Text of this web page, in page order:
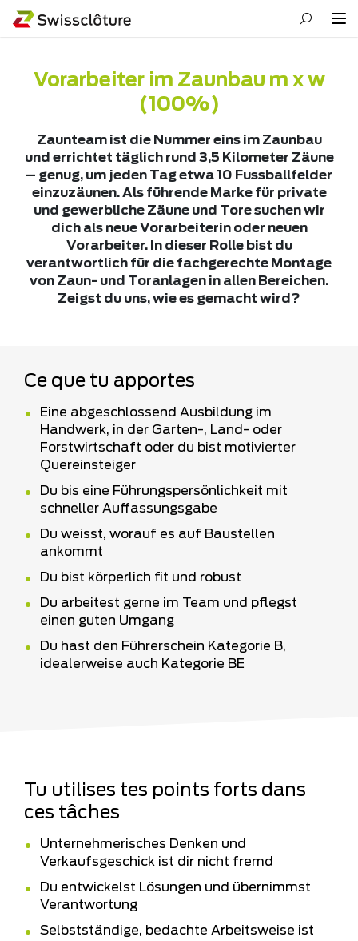
Vorarbeiter im Zaunbau m x w
(100%)
Zaunteam ist die Nummer eins im Zaunbau
und errichtet täglich rund 3,5 Kilometer Zäune
– genug, um jeden Tag etwa 10 Fussballfelder
einzuzäunen. Als führende Marke für private
und gewerbliche Zäune und Tore suchen wir
dich als neue Vorarbeiterin oder neuen
Vorarbeiter. In dieser Rolle bist du
verantwortlich für die fachgerechte Montage
von Zaun- und Toranlagen in allen Bereichen.
Zeigst du uns, wie es gemacht wird?
Ce que tu apportes
Eine abgeschlossend Ausbildung im
Handwerk, in der Garten-, Land- oder
Forstwirtschaft oder du bist motivierter
Quereinsteiger
Du bis eine Führungspersönlichkeit mit
schneller Auffassungsgabe
Du weisst, worauf es auf Baustellen
ankommt
Du bist körperlich fit und robust
Du arbeitest gerne im Team und pflegst
einen guten Umgang
Du hast den Führerschein Kategorie B,
idealerweise auch Kategorie BE
Tu utilises tes points forts dans
ces tâches
Unternehmerisches Denken und
Verkaufsgeschick ist dir nicht fremd
Du entwickelst Lösungen und übernimmst
Verantwortung
Selbstständige, bedachte Arbeitsweise ist